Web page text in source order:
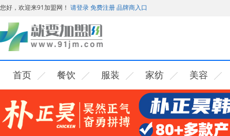
您好，欢迎来91加盟网！ 请登录免费注册品牌商入口
首页 餐饮 服装 家纺 美容